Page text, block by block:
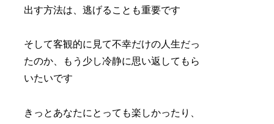
出す方法は、逃げることも重要です
そして客観的に見て不幸だけの人生だっ
たのか、もう少し冷静に思い返してもら
いたいです
きっとあなたにとっても楽しかったり、